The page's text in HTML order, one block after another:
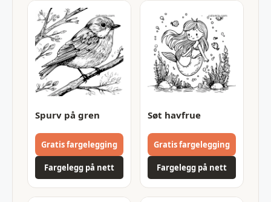
Spurv på gren
Gratis fargelegging
Fargelegg på nett
Søt havfrue
Gratis fargelegging
Fargelegg på nett